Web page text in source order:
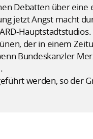
Debatten über
jetzt Angst macht
der in einem
Bundeskanzler
werden, so der